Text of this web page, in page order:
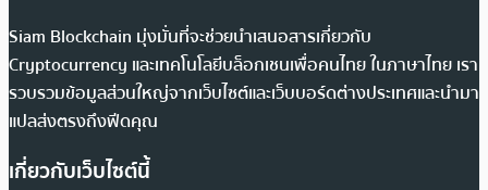
Siam Blockchain มุ่งมั่นที่จะช่วยนำเสนอสารเกี่ยวกับ
Cryptocurrency และเทคโนโลยีบล็อกเชนเพื่อคนไทย ในภาษาไทย เรา
รวบรวมข้อมูลส่วนใหญ่จากเว็บไซต์และเว็บบอร์ดต่างประเทศและนำมา
แปลส่งตรงถึงฟีดคุณ
เกี่ยวกับเว็บไซต์นี้